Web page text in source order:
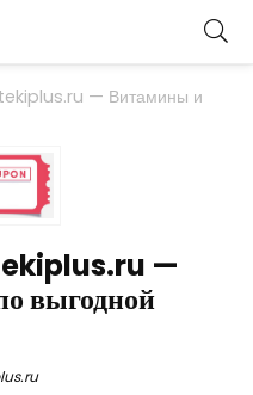
— Витамины и
—
выгодной